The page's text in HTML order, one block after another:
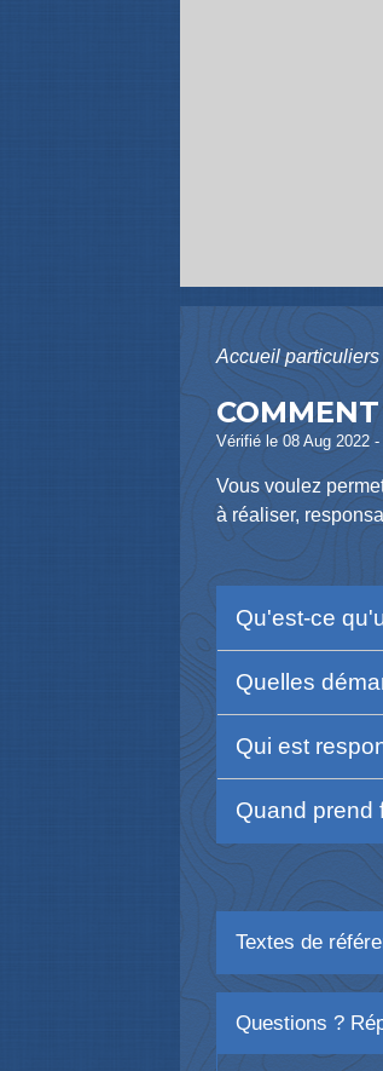
Accueil particuliers
Vérifié le 08 Aug 2022
Vous voulez
à réaliser,
Qu'est-ce
Quelles
Qui est
Quand prend
Textes de
Questions ?